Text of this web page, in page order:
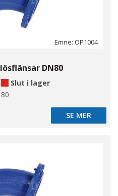
Emne: OP1004
DN80
Slut i lager
80
SE MER
SE MER